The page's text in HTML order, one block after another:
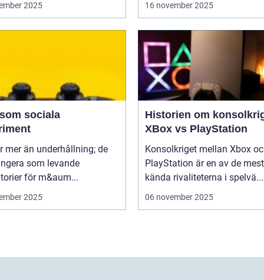
2025 16 november 2025
sociala
mer än underhållning; de
som levande
för m&aum...
2025
Historien om
XBox vs PlayStation
Konsolkriget mellan Xbox
PlayStation är en av de mest
kända rivaliteterna i spelvä...
06 november 2025